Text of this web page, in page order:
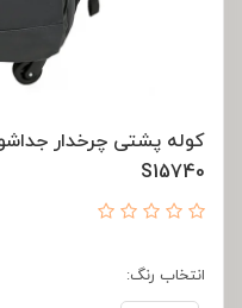
S15740
انتخاب رنگ: